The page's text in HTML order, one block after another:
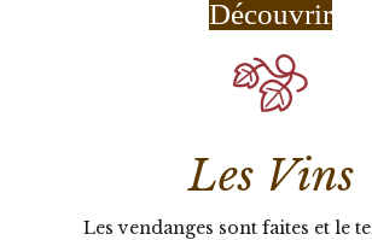
Découvrir
Les Vins
Les vendanges sont faites et le